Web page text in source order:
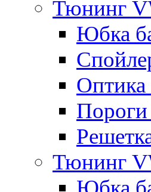
Тюнинг
Юбка
Оптика
Тюнинг